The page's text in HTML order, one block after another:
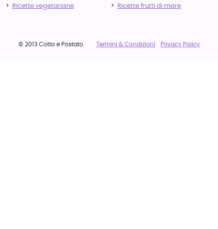
Ricette vegetariane Ricette frutti di mare
© 2013 Cotto e Postato Termini & Condizioni Privacy Policy